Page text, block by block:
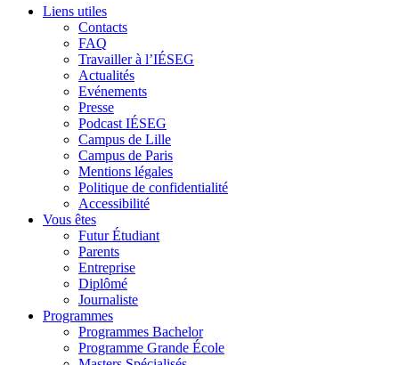
Liens utiles
Contacts
FAQ
Travailler à l’IÉSEG
Actualités
Evénements
Presse
Podcast IÉSEG
Campus de Lille
Campus de Paris
Mentions légales
Politique de confidentialité
Accessibilité
Vous êtes
Futur Étudiant
Parents
Entreprise
Diplômé
Journaliste
Programmes
Programmes Bachelor
Programme Grande École